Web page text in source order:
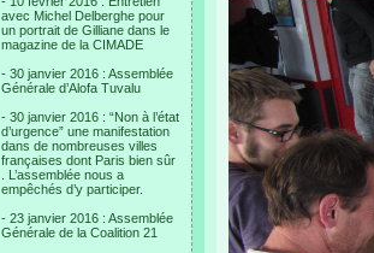
avec Michel Delberghe pour
un portrait de Gilliane dans le
magazine de la CIMADE
- 30 janvier 2016 : Assemblée
Générale d’Alofa Tuvalu
- 30 janvier 2016 : “Non à l’état
d’urgence” une manifestation
dans de nombreuses villes
françaises dont Paris bien sûr
. L’assemblée nous a
empêchés d’y participer.
- 23 janvier 2016 : Assemblée
Générale de la Coalition 21